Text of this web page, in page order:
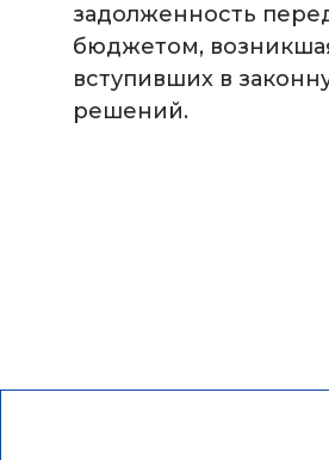
задолженность
бюджетом,
вступивших в
решений.